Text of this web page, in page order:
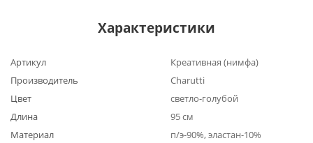
Характеристики
Артикул
Креативная (нимфа)
Производитель
Charutti
Цвет
светло-голубой
Длина
95 см
Материал
п/э-90%, эластан-10%